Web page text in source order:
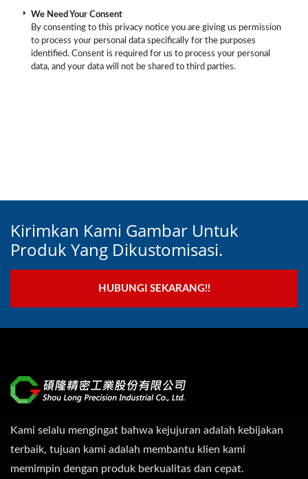
We Need Your Consent
By consenting to this privacy notice you are giving us permission
to process your personal data specifically for the purposes
identified. Consent is required for us to process your personal
data, and your data will not be shared to third parties.
Kirimkan Kami Gambar Untuk
Produk Yang Dikustomisasi.
HUBUNGI SEKARANG!!
Kami selalu mengingat bahwa kejujuran adalah kebijakan
terbaik, tujuan kami adalah membantu klien kami
memimpin dengan produk berkualitas dan cepat.